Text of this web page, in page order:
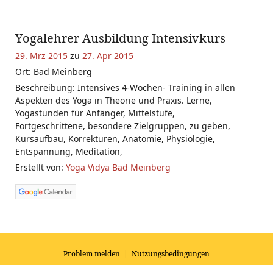
Yogalehrer Ausbildung Intensivkurs
29. Mrz 2015 zu 27. Apr 2015
Ort: Bad Meinberg
Beschreibung: Intensives 4-Wochen- Training in allen
Aspekten des Yoga in Theorie und Praxis. Lerne,
Yogastunden für Anfänger, Mittelstufe,
Fortgeschrittene, besondere Zielgruppen, zu geben,
Kursaufbau, Korrekturen, Anatomie, Physiologie,
Entspannung, Meditation,
Erstellt von: Yoga Vidya Bad Meinberg
Problem melden | Nutzungsbedingungen